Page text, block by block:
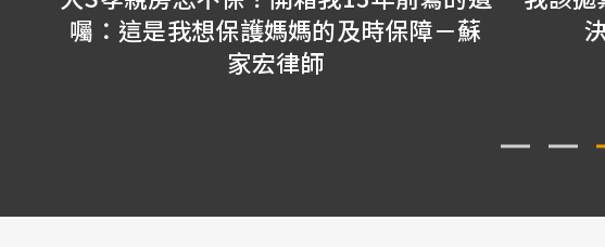
保障－蘇
決很多問題？－蘇家宏律師